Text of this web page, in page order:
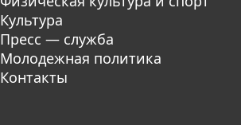
Культура
Пресс — служба
Молодежная политика
Контакты